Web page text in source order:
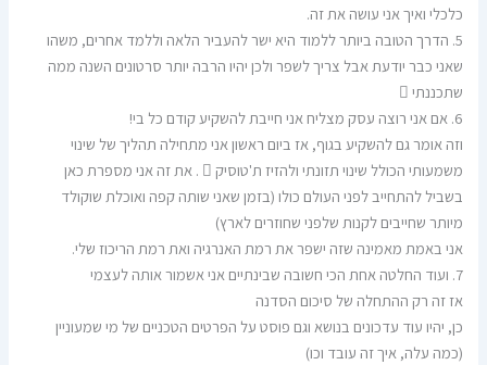
כלכלי ואיך אני עושה את זה.
5. הדרך הטובה ביותר ללמוד היא ישר להעביר הלאה וללמד אחרים, משהו
שאני כבר יודעת אבל צריך לשפר ולכן יהיו הרבה יותר סרטונים השנה ממה
שתכננתי 
6. אם אני רוצה עסק מצליח אני חייבת להשקיע קודם כל בי!
וזה אומר גם להשקיע בגוף, אז ביום ראשון אני מתחילה תהליך של שינוי
משמעותי הכולל שינוי תזונתי ולהזיז ת'טוסיק  . את זה אני מספרת כאן
בשביל להתחייב לפני העולם כולו (בזמן שאני שותה קפה ואוכלת שוקולד
מיותר שחייבים לקנות שלפני שחוזרים לארץ)
אני באמת מאמינה שזה ישפר את רמת האנרגיה ואת רמת הריכוז שלי.
7. ועוד החלטה אחת הכי חשובה שבינתיים אני אשמור אותה לעצמי
אז זה רק ההתחלה של סיכום הסדנה
כן, יהיו עוד עדכונים בנושא וגם פוסט על הפרטים הטכניים של מי שמעוניין
(כמה עלה, איך זה עובד וכו)